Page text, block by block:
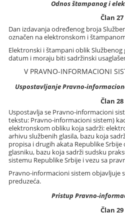
Odnos štampanog i
Član 27
Dan izdavanja određenog broja
označen na elektronskom i
Elektronski i štampani oblik
datum i moraju biti sadržinski
V PRAVNO-INFORMACIONI
Uspostavljanje Pravno-
Član 28
Uspostavlja se Pravno-informacioni
tekstu: Pravno-informacioni sistem)
elektronskom obliku koja sadrži:
arhivu službenih glasila, bazu koja
propisa i drugih akata Republike
glasniku, bazu koja sadrži sudsku
sistemu Republike Srbije i vezu sa
Pravno-informacioni sistem objavljuje
preduzeća.
Pristup Pravno-
Član 29